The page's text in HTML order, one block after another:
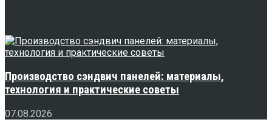
Производство сэндвич панелей: материалы,
технология и практические советы
07.08.2026